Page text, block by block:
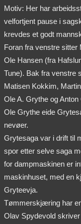
Motiv: Her har
velfortjent pause i
krevdes et godt
Foran fra venstre sitter
Ole Hansen (fra
Tune). Bak fra venstre
Matisen Kokkim,
Ole A. Grythe og Anton
Ole Grythe eide
nevøer.
Grytesaga var i drift til
spor etter selve saga
for dampmaskinen er
maskinhuset, med en
Gryteevja.
Tømmerskjæring har
Olav Spydevold